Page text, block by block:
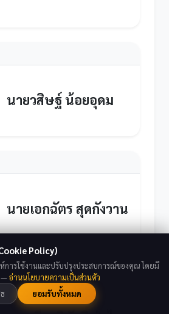
นายวสิษฐ์ น้อยอุดม
นายเอกฉัตร สุดกังวาน
Policy)
ห์การใช้งานและปรับปรุงประสบการณ์ของคุณ โดยมี
—อ่านนโยบายความเป็นส่วนตัว
ยอมรับทั้งหมด